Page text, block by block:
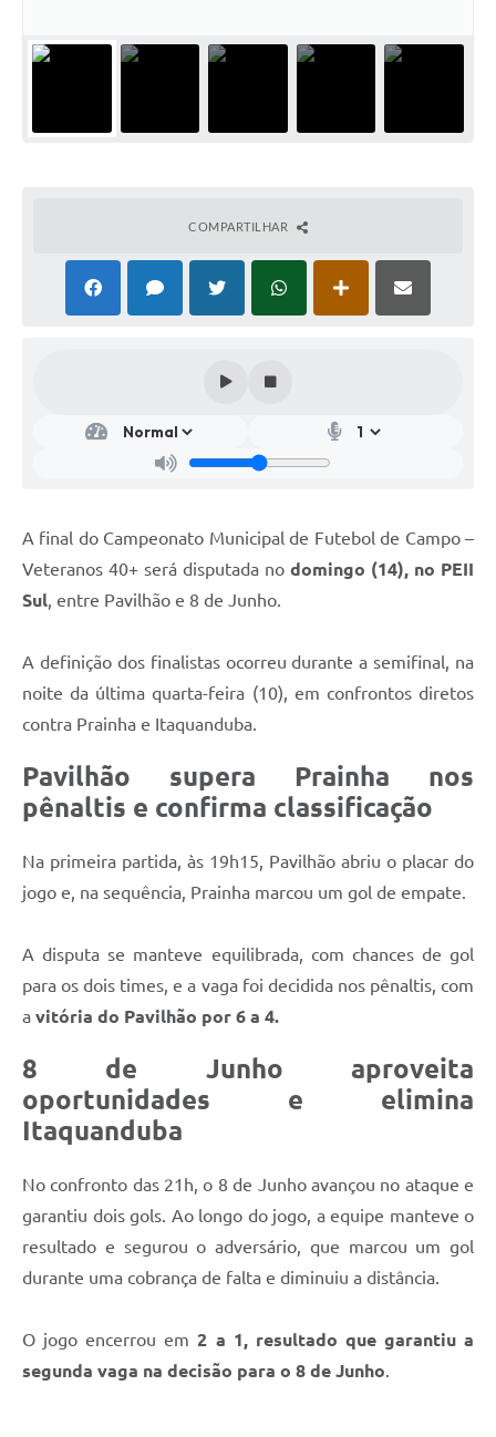
COMPARTILHAR
A final do Campeonato Municipal de Futebol de Campo –
Veteranos 40+ será disputada no domingo (14), no PEII
Sul, entre Pavilhão e 8 de Junho.
A definição dos finalistas ocorreu durante a semifinal, na
noite da última quarta-feira (10), em confrontos diretos
contra Prainha e Itaquanduba.
Pavilhão supera Prainha nos
pênaltis e confirma classificação
Na primeira partida, às 19h15, Pavilhão abriu o placar do
jogo e, na sequência, Prainha marcou um gol de empate.
A disputa se manteve equilibrada, com chances de gol
para os dois times, e a vaga foi decidida nos pênaltis, com
a vitória do Pavilhão por 6 a 4.
8 de Junho aproveita
oportunidades e elimina
Itaquanduba
No confronto das 21h, o 8 de Junho avançou no ataque e
garantiu dois gols. Ao longo do jogo, a equipe manteve o
resultado e segurou o adversário, que marcou um gol
durante uma cobrança de falta e diminuiu a distância.
O jogo encerrou em2 a 1, resultado que garantiu a
segunda vaga na decisão para o 8 de Junho